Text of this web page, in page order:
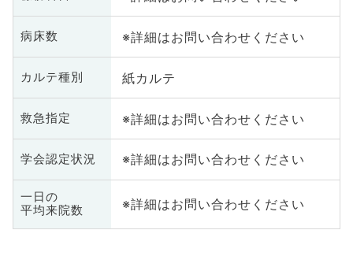
病床数 ※詳細はお問い合わせください
カルテ種別 紙カルテ
救急指定 ※詳細はお問い合わせください
学会認定状況 ※詳細はお問い合わせください
一日の
平均来院数
※詳細はお問い合わせください